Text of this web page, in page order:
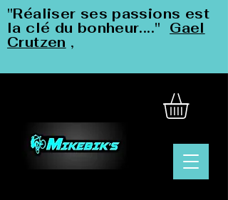
"Réaliser ses passions est
la clé du bonheur...." Gael
Crutzen ,